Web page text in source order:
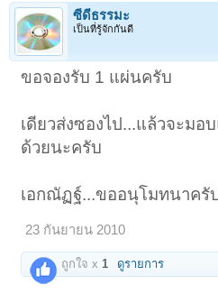
ซีดีธรรมะ
เป็นที่รู้จักกันดี
ขอจองรับ 1 แผ่นครับ
เดียวส่งซองไป...แล้วจะมอ
ด้วยนะครับ
เอกณัฏฐ์...ขออนุโมทนาครั
23 กันยายน 2010
ถูกใจ x1 ดูรายการ